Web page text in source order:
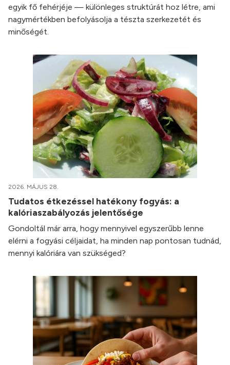
egyik fő fehérjéje — különleges struktúrát hoz létre, ami
nagymértékben befolyásolja a tészta szerkezetét és
minőségét.
2026. MÁJUS 28.
Tudatos étkezéssel hatékony fogyás: a
kalóriaszabályozás jelentősége
Gondoltál már arra, hogy mennyivel egyszerűbb lenne
elérni a fogyási céljaidat, ha minden nap pontosan tudnád,
mennyi kalóriára van szükséged?